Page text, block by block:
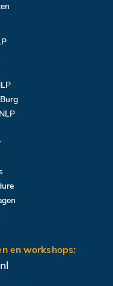
en workshops: